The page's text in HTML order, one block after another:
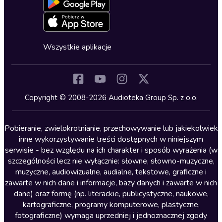
Kryminały
Lektury szkolne
Literatura anglojęzyczna
Literatura faktu
Literatura obyczajowa
Literatura piękna obca
Literatura piękna polska
Nagrania relaksacyjne
Deklaracja dostępności
Oferta dla firm i bibliotek
Zapowiedzi
Cykle audiobooków
Wszystkie aplikacje
Copyright © 2008-2026 Audioteka Group Sp. z o.o.
Pobieranie, zwielokrotnianie, przechowywanie lub jakiekolwiek
inne wykorzystywanie treści dostępnych w niniejszym
serwisie - bez względu na ich charakter i sposób wyrażenia (w
szczególności lecz nie wyłącznie: słowne, słowno-muzyczne,
muzyczne, audiowizualne, audialne, tekstowe, graficzne i
zawarte w nich dane i informacje, bazy danych i zawarte w nich
dane) oraz formę (np. literackie, publicystyczne, naukowe,
kartograficzne, programy komputerowe, plastyczne,
fotograficzne) wymaga uprzedniej i jednoznacznej zgody